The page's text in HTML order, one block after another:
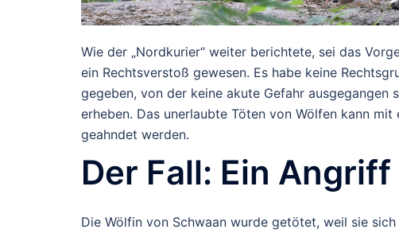
Wie der „Nordkurier“ weiter berichtete, sei das
ein Rechtsverstoß gewesen. Es habe keine
gegeben, von der keine akute Gefahr
erheben. Das unerlaubte Töten von Wölfen kann
geahndet werden.
Der Fall: Ein
Die Wölfin von Schwaan wurde getötet, weil sie